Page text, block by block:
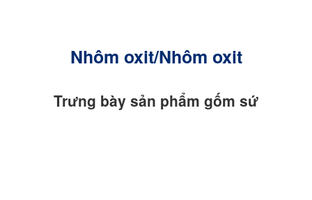
Nhôm oxit/Nhôm oxit
Trưng bày sản phẩm gốm sứ